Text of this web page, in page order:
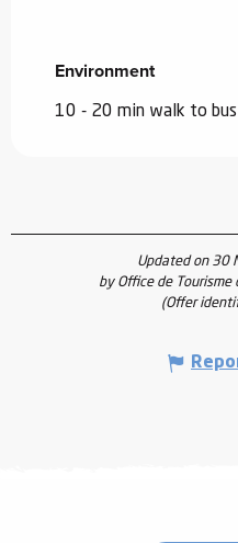
Environment
Environment
10 - 20 min walk to
Updated on 30
by Office de Tourisme
(Offer